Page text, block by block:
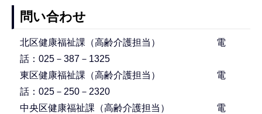
問い合わせ
北区健康福祉課（高齢介護担当） 電
話：025－387－1325
東区健康福祉課（高齢介護担当） 電
話：025－250－2320
中央区健康福祉課（高齢介護担当） 電